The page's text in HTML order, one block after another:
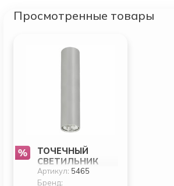
Просмотренные товары
ТОЧЕЧНЫЙ
СВЕТИЛЬНИК
ELEKTROSTANDAR
T 5465
Артикул: 5465
Бренд: